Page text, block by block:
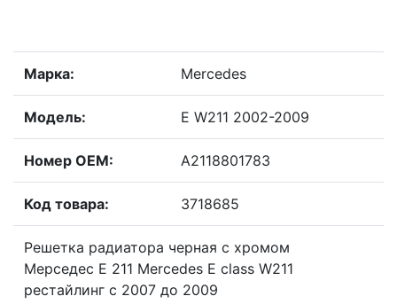
Марка: Mercedes
Модель: E W211 2002-2009
Номер OEM: A2118801783
Код товара: 3718685
Решетка радиатора черная с хромом
Мерседес Е 211 Mercedes E class W211
рестайлинг с 2007 до 2009